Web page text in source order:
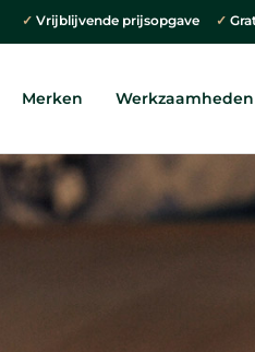
✓ Vrijblijvende prijsopgave ✓
Merken Werkzaamheden